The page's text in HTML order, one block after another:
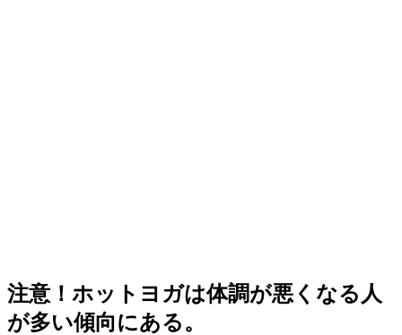
注意！ホットヨガは体調が悪くなる人
が多い傾向にある。